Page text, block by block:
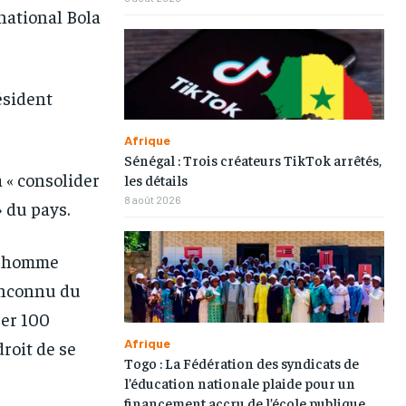
Bola
consolider
pays.
du
100
de se
Afrique
Sénégal : Trois créateurs TikTok arrêtés,
les détails
8 août 2026
Afrique
Togo : La Fédération des syndicats de
l’éducation nationale plaide pour un
financement accru de l’école publique